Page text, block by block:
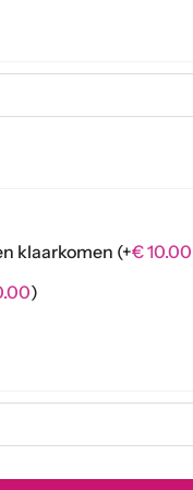
klaarkomen (+€10.00
)